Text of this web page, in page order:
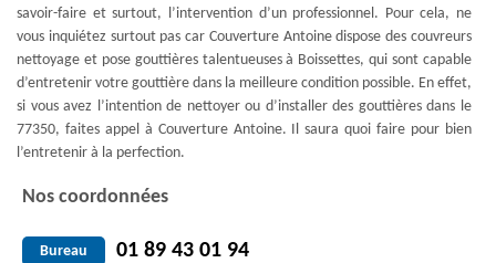
savoir-faire et surtout, l’intervention d’un professionnel. Pour cela, ne
vous inquiétez surtout pas car Couverture Antoine dispose des couvreurs
nettoyage et pose gouttières talentueuses à Boissettes, qui sont capable
d’entretenir votre gouttière dans la meilleure condition possible. En effet,
si vous avez l’intention de nettoyer ou d’installer des gouttières dans le
77350, faites appel à Couverture Antoine. Il saura quoi faire pour bien
l’entretenir à la perfection.
Nos coordonnées
Bureau 01 89 43 01 94